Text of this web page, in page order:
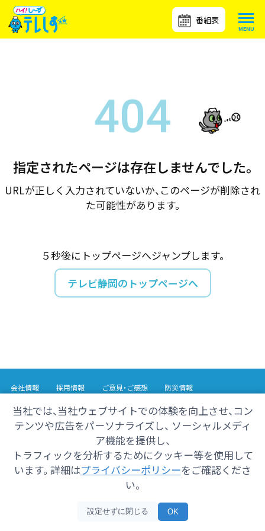
番組表
当社では、当社ウェブサイトでの体験を向上させ、コン
テンツや広告をパーソナライズし、 ソーシャルメディ
ア機能を提供し、
トラフィックを分析するためにクッキー等を使用して
います。 詳細はプライバシーポリシーをご確認くださ
い。
設定せずに閉じる OK
指定されたページは存在しませんでした。
URLが正しく入力されていないか、このページが削除され
た可能性があります。
５秒後にトップページへジャンプします。
テレビ静岡のトップページへ
会社情報 採用情報 ご意見・ご感想
防災情報
Copyright© 2025 SHIZUOKA TELECASTING Co.,Ltd.
All Rights Reserved.